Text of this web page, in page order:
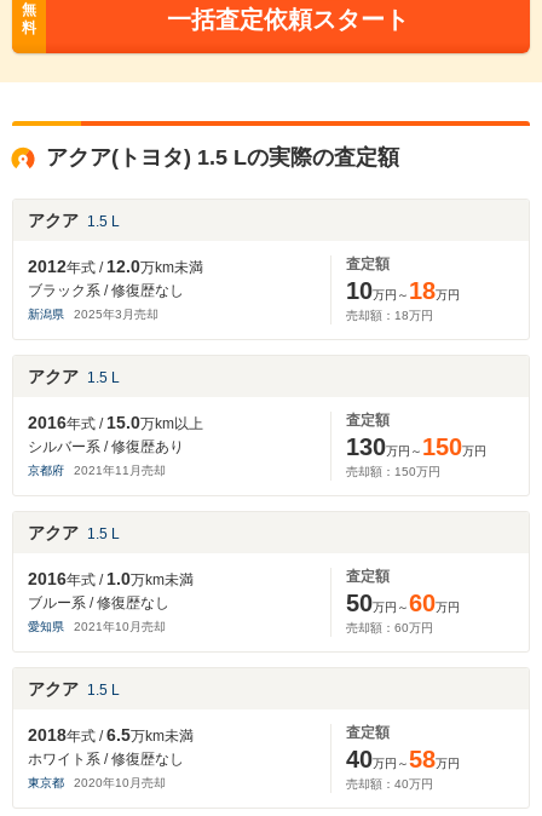
無
料
一括査定依頼スタート
アクア(トヨタ) 1.5 Lの実際の査定額
アクア 1.5 L
2012年式 /12.0万km未満
ブラック系 / 修復歴なし
新潟県 2025年3 月売却
査定額
10万円～ 18万円
売却額： 18万円
アクア 1.5 L
2016年式 /15.0万km以上
シルバー系 / 修復歴あり
京都府 2021年11 月売却
査定額
130万円～ 150万円
売却額： 150万円
アクア 1.5 L
2016年式 /1.0万km未満
ブルー系 / 修復歴なし
愛知県 2021年10 月売却
査定額
50万円～60万円
売却額： 60万円
アクア 1.5 L
2018年式 /6.5万km未満
ホワイト系 / 修復歴なし
東京都 2020年10 月売却
査定額
40万円～58万円
売却額： 40万円